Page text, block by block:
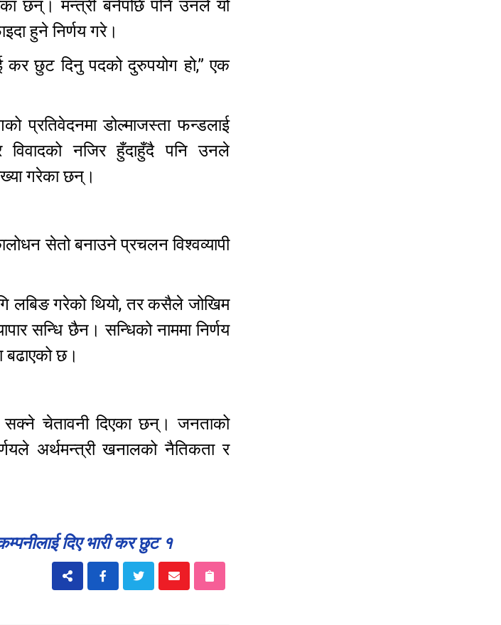
छन्। मन्त्री बनेपछि पनि उनले यो
हुने निर्णय गरे।
कर छुट दिनु पदको दुरुपयोग हो,” एक
प्रतिवेदनमा डोल्माजस्ता फन्डलाई
नजिर हुँदाहुँदै पनि उनले
गरेका छन्।
सेतो बनाउने प्रचलन विश्वव्यापी
लबिङ गरेको थियो, तर कसैले जोखिम
सन्धि छैन। सन्धिको नाममा निर्णय
छ।
चेतावनी दिएका छन्। जनताको
अर्थमन्त्री खनालको नैतिकता र
दिए भारी कर छुट १